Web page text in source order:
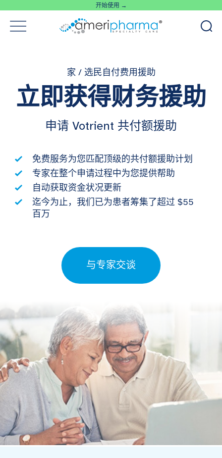
开始使用 →
家 / 选民自付费用援助
立即获得财务援助
申请 Votrient 共付额援助
免费服务为您匹配顶级的共付额援助计划
专家在整个申请过程中为您提供帮助
自动获取资金状况更新
迄今为止，我们已为患者筹集了超过 $55
百万
与专家交谈